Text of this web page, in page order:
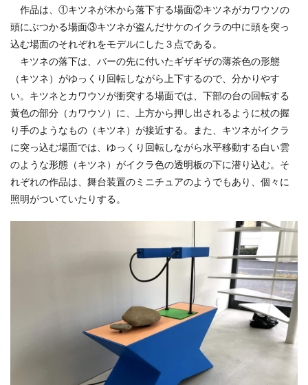
作品は、①キツネが木から落下する場面②キツネがカワウソの
頭にぶつかる場面③キツネが盗んだサケのイクラの中に頭を突っ
込む場面のそれぞれをモデルにした３点である。
キツネの落下は、バーの先に付いたギザギザの薄茶色の形態
（キツネ）がゆっくり回転しながら上下するので、分かりやす
い。キツネとカワウソが衝突する場面では、下部の台の回転する
黄色の部分（カワウソ）に、上方から押し出されるように杖の握
り手のようなもの（キツネ）が接近する。また、キツネがイクラ
に突っ込む場面では、ゆっくり回転しながら水平移動する白い雲
のような形態（キツネ）がイクラ色の透明板の下に潜り込む。そ
れぞれの作品は、舞台装置のミニチュアのようでもあり、個々に
照明がついていたりする。